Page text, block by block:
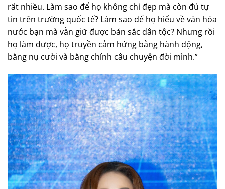
rất nhiều. Làm sao để họ không chỉ đẹp mà còn đủ tự
tin trên trường quốc tế? Làm sao để họ hiểu về văn hóa
nước bạn mà vẫn giữ được bản sắc dân tộc? Nhưng rồi
họ làm được, họ truyền cảm hứng bằng hành động,
bằng nụ cười và bằng chính câu chuyện đời mình.”